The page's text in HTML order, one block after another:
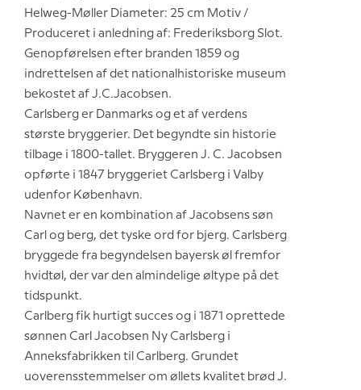
Helweg-Møller Diameter: 25 cm Motiv /
Produceret i anledning af: Frederiksborg Slot.
Genopførelsen efter branden 1859 og
indrettelsen af det nationalhistoriske museum
bekostet af J.C.Jacobsen.
Carlsberg er Danmarks og et af verdens
største bryggerier. Det begyndte sin historie
tilbage i 1800-tallet. Bryggeren J. C. Jacobsen
opførte i 1847 bryggeriet Carlsberg i Valby
udenfor København.
Navnet er en kombination af Jacobsens søn
Carl og berg, det tyske ord for bjerg. Carlsberg
bryggede fra begyndelsen bayersk øl fremfor
hvidtøl, der var den almindelige øltype på det
tidspunkt.
Carlberg fik hurtigt succes og i 1871 oprettede
sønnen Carl Jacobsen Ny Carlsberg i
Anneksfabrikken til Carlberg. Grundet
uoverensstemmelser om øllets kvalitet brød J.